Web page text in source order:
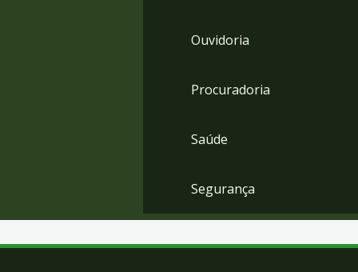
Ouvidoria
Procuradoria
Saúde
Segurança